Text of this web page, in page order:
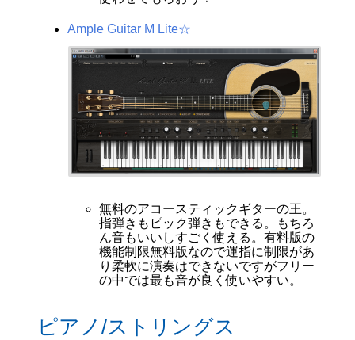
Ample Guitar M Lite☆
無料のアコースティックギターの王。
指弾きもピック弾きもできる。もちろ
ん音もいいしすごく使える。有料版の
機能制限無料版なので運指に制限があ
り柔軟に演奏はできないですがフリー
の中では最も音が良く使いやすい。
ピアノ/ストリングス